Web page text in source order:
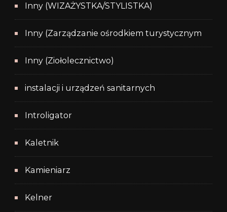
Inny (WIZAŻYSTKA/STYLISTKA)
Inny (Zarządzanie ośrodkiem turystycznym
Inny (Ziołolecznictwo)
instalacji i urządzeń sanitarnych
Introligator
Kaletnik
Kamieniarz
Kelner